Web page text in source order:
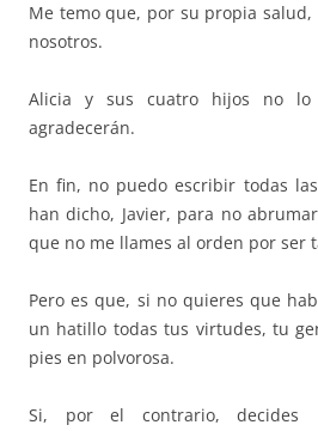
Me temo que, por su propia
nosotros.
Alicia y sus cuatro hijos no
agradecerán.
En fin, no puedo escribir todas
han dicho, Javier, para no
que no me llames al orden por ser
Pero es que, si no quieres que
un hatillo todas tus virtudes, tu
pies en polvorosa.
Si, por el contrario, decides